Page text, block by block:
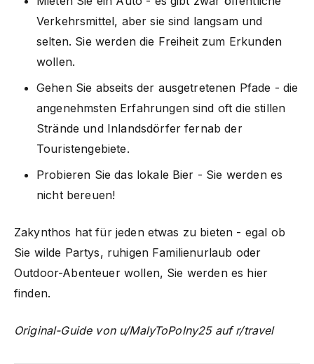
Verkehrsmittel, aber sie sind langsam und
selten. Sie werden die Freiheit zum Erkunden
wollen.
Gehen Sie abseits der ausgetretenen Pfade - die
angenehmsten Erfahrungen sind oft die stillen
Strände und Inlandsdörfer fernab der
Touristengebiete.
Probieren Sie das lokale Bier - Sie werden es
nicht bereuen!
Zakynthos hat für jeden etwas zu bieten - egal ob
Sie wilde Partys, ruhigen Familienurlaub oder
Outdoor-Abenteuer wollen, Sie werden es hier
finden.
Original-Guide von u/MalyToPolny25 auf r/travel